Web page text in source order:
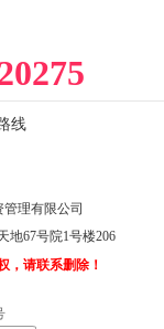
线
理有限公司
地67号院1号楼206
，请联系删除！